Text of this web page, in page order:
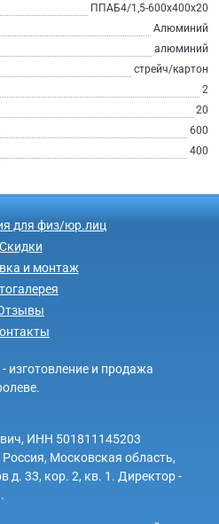
ППАБ4/1,5-600х400х20
Алюминий
алюминий
стрейч/картон
2
20
600
400
для физ/юр.лиц
Скидки
и монтаж
изготовление и продажа
ИНН 501811145203
Московская область,
д. 33, кор. 2, кв. 1. Директор -